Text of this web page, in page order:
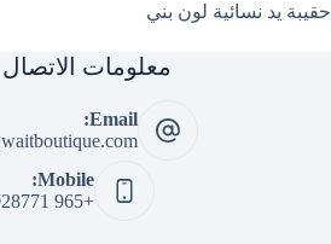
حقيبة يد نسائية لون بني
معلومات الاتصال
Email:
Mobile:
+965 60028771